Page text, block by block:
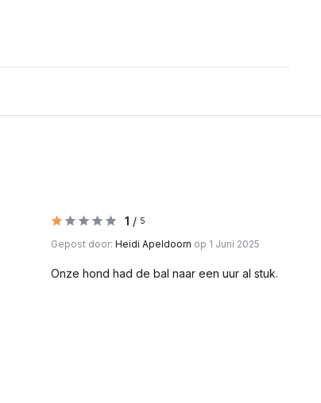
1 / 5
Gepost door: Heidi Apeldoorn op 1 Juni 2025
Onze hond had de bal naar een uur al stuk.